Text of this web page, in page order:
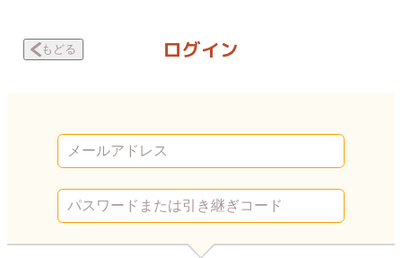
もどる ログイン